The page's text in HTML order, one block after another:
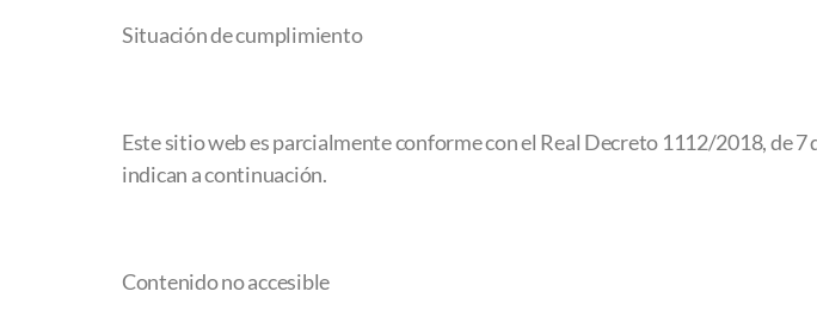
Situación de cumplimiento
Este sitio web es parcialmente conforme con el Real Decreto 1112/2018, de
indican a continuación.
Contenido no accesible